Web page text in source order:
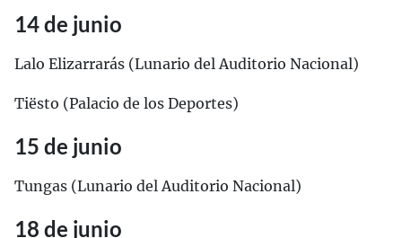
14 de junio
Lalo Elizarrarás (Lunario del Auditorio Nacional)
Tiësto (Palacio de los Deportes)
15 de junio
Tungas (Lunario del Auditorio Nacional)
18 de junio